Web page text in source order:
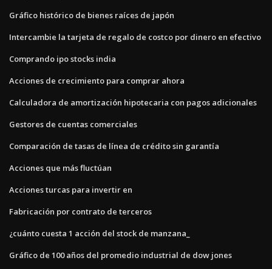
Gráfico histórico de bienes raíces de japón
Intercambie la tarjeta de regalo de costco por dinero en efectivo
Comprando ipo stocks india
Acciones de crecimiento para comprar ahora
Calculadora de amortización hipotecaria con pagos adicionales
Gestores de cuentas comerciales
Comparación de tasas de línea de crédito sin garantía
Acciones que más fluctúan
Acciones turcas para invertir en
Fabricación por contrato de terceros
¿cuánto cuesta 1 acción del stock de manzana_
Gráfico de 100 años del promedio industrial de dow jones